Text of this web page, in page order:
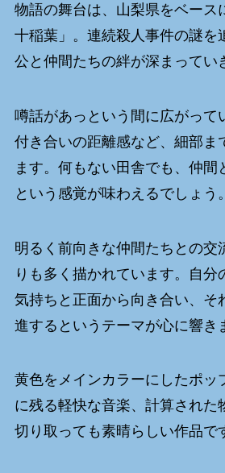
物語の舞台は、山梨県をベース
十稲葉」。連続殺人事件の謎を
公と仲間たちの絆が深まってい
噂話があっという間に広がって
付き合いの距離感など、細部ま
ます。何もない田舎でも、仲間
という感覚が味わえるでしょう。
明るく前向きな仲間たちとの交
りも多く描かれています。自分
気持ちと正面から向き合い、そ
進するというテーマが心に響き
黄色をメインカラーにしたポッ
に残る軽快な音楽、計算された
切り取っても素晴らしい作品で